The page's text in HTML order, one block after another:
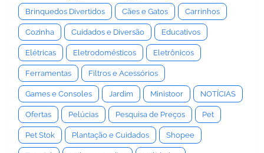
Brinquedos Divertidos Cães e Gatos Carrinhos
Cozinha Cuidados e Diversão Educativos
Elétricas Eletrodomésticos Eletrônicos
Ferramentas Filtros e Acessórios
Games e Consoles Jardim Ministoor NOTÍCIAS
Ofertas Pelúcias Pesquisa de Preços Pet
Pet Stok Plantação e Cuidados Shopee